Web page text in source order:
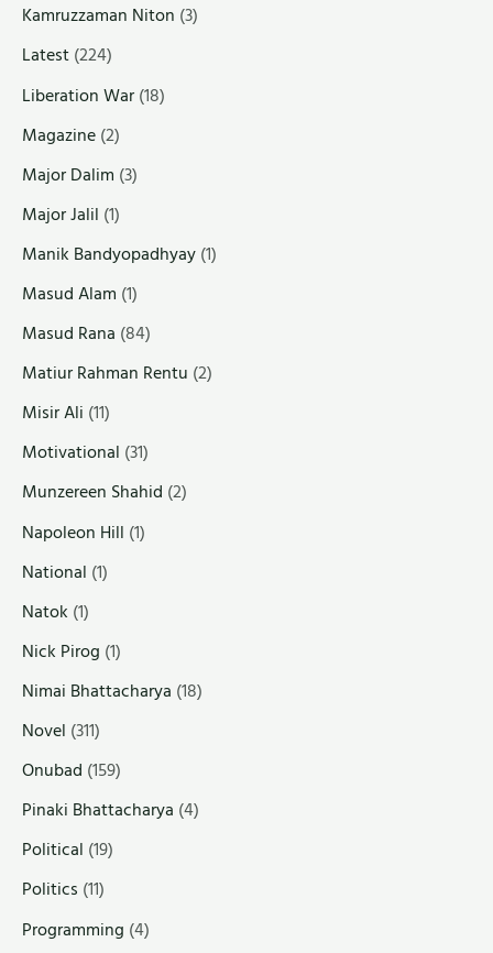
Kamruzzaman Niton (3)
Latest(224)
Liberation War(18)
Magazine(2)
Major Dalim (3)
Major Jalil (1)
Manik Bandyopadhyay(1)
Masud Alam (1)
Masud Rana (84)
Matiur Rahman Rentu (2)
Misir Ali (11)
Motivational (31)
Munzereen Shahid (2)
Napoleon Hill (1)
National (1)
Natok (1)
Nick Pirog (1)
Nimai Bhattacharya (18)
Novel (311)
Onubad (159)
Pinaki Bhattacharya (4)
Political (19)
Politics (11)
Programming (4)